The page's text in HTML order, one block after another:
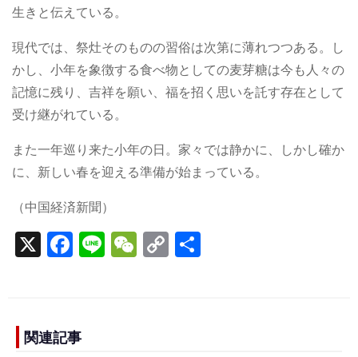
生きと伝えている。
現代では、祭灶そのものの習俗は次第に薄れつつある。し
かし、小年を象徴する食べ物としての麦芽糖は今も人々の
記憶に残り、吉祥を願い、福を招く思いを託す存在として
受け継がれている。
また一年巡り来た小年の日。家々では静かに、しかし確か
に、新しい春を迎える準備が始まっている。
（中国経済新聞）
X F
a
e
b
Li
n
W
e
C
o
関連記事